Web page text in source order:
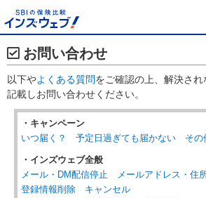
お問い合わせ
以下やよくある質問をご確認の上、解決さ
記載しお問い合わせください。
・キャンペーン
いつ届く？
予定日過ぎても届かない その
・インズウェブ全般
メール・DM配信停止
メールアドレス・住
登録情報削除
キャンセル